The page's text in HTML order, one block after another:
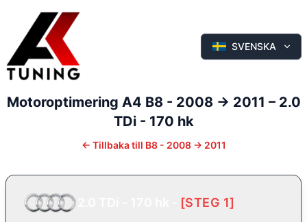
SVENSKA
Motoroptimering A4 B8 - 2008 -> 2011 – 2.0
TDi - 170 hk
← Tillbaka till B8 - 2008 -> 2011
[STEG 1]